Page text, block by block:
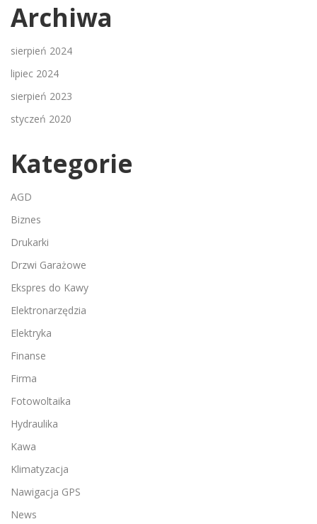
Archiwa
sierpień 2024
lipiec 2024
sierpień 2023
styczeń 2020
Kategorie
AGD
Biznes
Drukarki
Drzwi Garażowe
Ekspres do Kawy
Elektronarzędzia
Elektryka
Finanse
Firma
Fotowoltaika
Hydraulika
Kawa
Klimatyzacja
Nawigacja GPS
News